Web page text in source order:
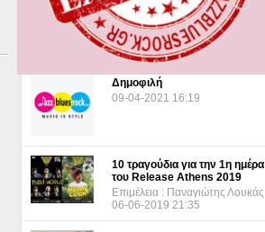
ΔΗΜΟΦΙΛΗ ΘΕΜΑΤΑ
Δημοφιλή
09-04-2021 16:19
10 τραγούδια για την 1η ημέρα
του Release Athens 2019
Επιμέλεια : Παναγιώτης Λουκάς
06-06-2019 21:35